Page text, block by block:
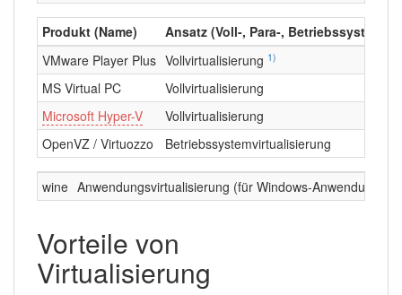
Produkt (Name)
Ansatz (Voll-, Para-,
VMware Player Plus Vollvirtualisierung 1)
MS Virtual PC
Vollvirtualisierung
Microsoft Hyper-V
Vollvirtualisierung
OpenVZ / Virtuozzo
Betriebssystemvirtualisierung
wine Anwendungsvirtualisierung (für Windows-Anwendungen
Vorteile von
Virtualisierung